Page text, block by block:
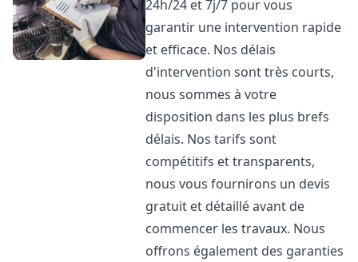
24h/24 et 7j/7 pour vous
garantir une intervention rapide
et efficace. Nos délais
d'intervention sont très courts,
nous sommes à votre
disposition dans les plus brefs
délais. Nos tarifs sont
compétitifs et transparents,
nous vous fournirons un devis
gratuit et détaillé avant de
commencer les travaux. Nous
offrons également des garanties